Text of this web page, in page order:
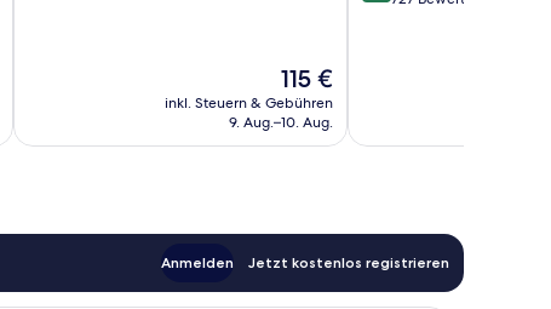
Der
Preis
beträgt
115 €
inkl. Steuern & Gebühren
9. Aug.–10. Aug.
Anmelden Jetzt kostenlos registrieren